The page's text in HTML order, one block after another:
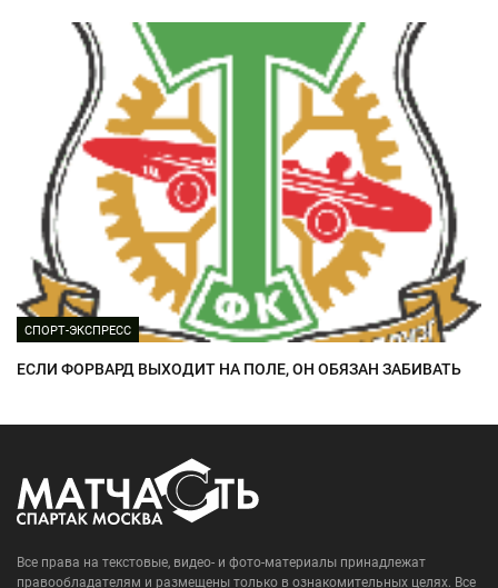
СПОРТ-ЭКСПРЕСС
ЕСЛИ ФОРВАРД ВЫХОДИТ НА ПОЛЕ, ОН ОБЯЗАН ЗАБИВАТЬ
Все права на текстовые, видео- и фото-материалы принадлежат
правообладателям и размещены только в ознакомительных целях. Все